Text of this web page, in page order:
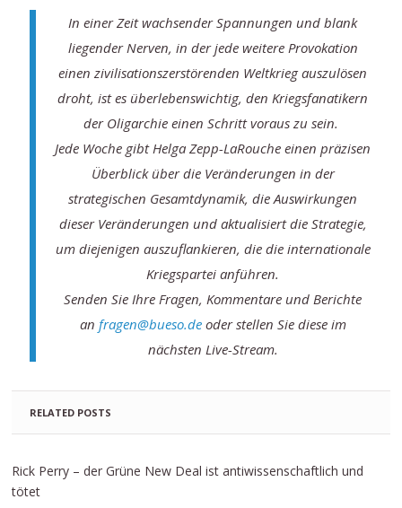
In einer Zeit wachsender Spannungen und blank
liegender Nerven, in der jede weitere Provokation
einen zivilisationszerstörenden Weltkrieg auszulösen
droht, ist es überlebenswichtig, den Kriegsfanatikern
der Oligarchie einen Schritt voraus zu sein.
Jede Woche gibt Helga Zepp-LaRouche einen präzisen
Überblick über die Veränderungen in der
strategischen Gesamtdynamik, die Auswirkungen
dieser Veränderungen und aktualisiert die Strategie,
um diejenigen auszuflankieren, die die internationale
Kriegspartei anführen.
Senden Sie Ihre Fragen, Kommentare und Berichte
an fragen@bueso.deoder stellen Sie diese im
nächsten Live-Stream.
RELATED POSTS
Rick Perry – der Grüne New Deal ist antiwissenschaftlich und
tötet